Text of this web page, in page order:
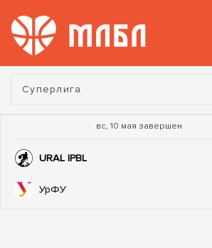
Турнир:
Суперлига
вс, 10 мая завершен
URAL IPBL
УрФУ